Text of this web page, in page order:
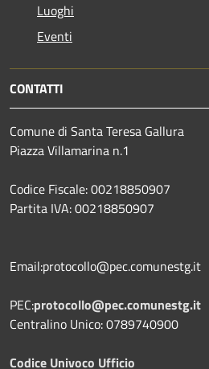
Luoghi
Eventi
CONTATTI
Comune di Santa Teresa Gallura
Piazza Villamarina n.1
Codice Fiscale: 00218850907
Partita IVA: 00218850907
Email:protocollo@pec.comunestg.it
PEC:protocollo@pec.comunestg.it
Centralino Unico: 0789740900
Codice Univoco Ufficio